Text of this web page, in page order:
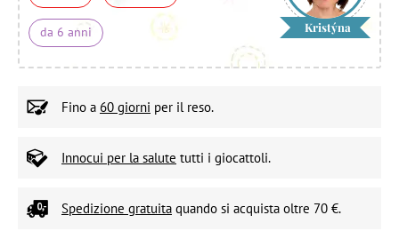
da 6 anni Kristýna
Fino a 60 giorni per il reso.
Innocui per la salute tutti i giocattoli.
Spedizione gratuita quando si acquista oltre 70 €.